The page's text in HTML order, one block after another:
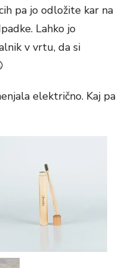
pa jo odložite kar na
Lahko jo
v vrtu, da si
električno. Kaj pa